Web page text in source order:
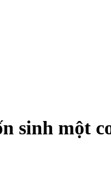
sinh một